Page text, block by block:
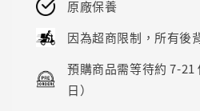
原廠保養
因為超商限制，所有後
預購商品需等待約 7-21
日）